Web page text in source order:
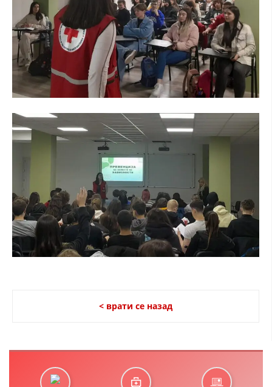
< врати се назад